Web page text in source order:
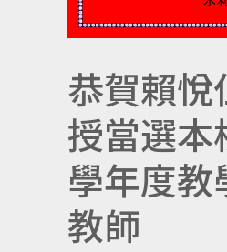
恭賀賴悅
授當選本
學年度教
教師